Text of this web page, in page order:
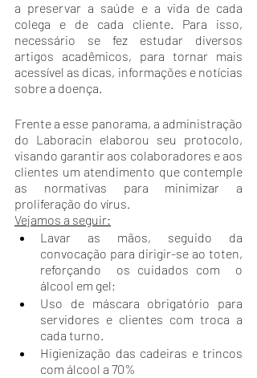
a preservar a saúde e a vida de cada
colega e de cada cliente. Para isso,
necessário se fez estudar diversos
artigos acadêmicos, para tornar mais
acessível as dicas, informações e notícias
sobre a doença.
Frente a esse panorama, a administração
do Laboracin elaborou seu protocolo,
visando garantir aos colaboradores e aos
clientes um atendimento que contemple
as normativas para minimizar a
proliferação do vírus.
Vejamos a seguir:
Lavar as mãos, seguido da
convocação para dirigir-se ao toten,
reforçando  os cuidados com  o
álcool em gel;
Uso de máscara obrigatório para
servidores e clientes com troca a
cada turno.
Higienização das cadeiras e trincos
com álcool a 70%